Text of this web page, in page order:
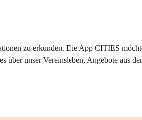
zu erkunden. Die App CITIES
über unser Vereinsleben, Angebote aus